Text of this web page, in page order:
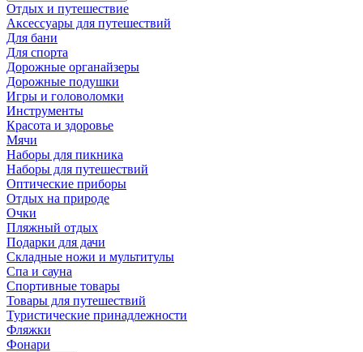
Отдых и путешествие
Аксессуары для путешествий
Для бани
Для спорта
Дорожные органайзеры
Дорожные подушки
Игры и головоломки
Инструменты
Красота и здоровье
Мячи
Наборы для пикника
Наборы для путешествий
Оптические приборы
Отдых на природе
Очки
Пляжный отдых
Подарки для дачи
Складные ножи и мультитулы
Спа и сауна
Спортивные товары
Товары для путешествий
Туристические принадлежности
Фляжки
Фонари